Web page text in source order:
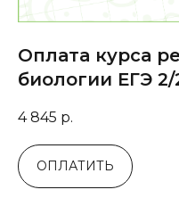
Оплата курса
биологии ЕГЭ
4 845 р.
ОПЛАТИТЬ